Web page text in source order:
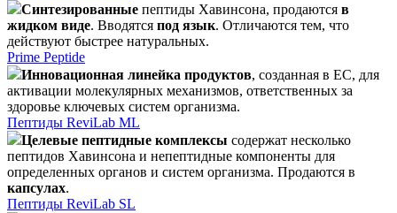
Синтезированные пептиды Хавинсона, продаются в
жидком виде. Вводятся под язык. Отличаются тем, что
действуют быстрее натуральных.
Prime Peptide
Инновационная линейка продуктов, созданная в ЕС, для
активации молекулярных механизмов, ответственных за
здоровье ключевых систем организма.
Пептиды ReviLab ML
Целевые пептидные комплексы содержат несколько
пептидов Хавинсона и непептидные компоненты для
определенных органов и систем организма. Продаются в
капсулах.
Пептиды ReviLab SL